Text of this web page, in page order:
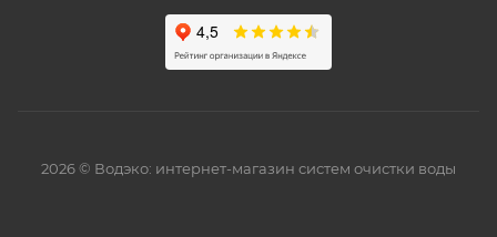
2026 © Водэко: интернет-магазин систем очистки воды